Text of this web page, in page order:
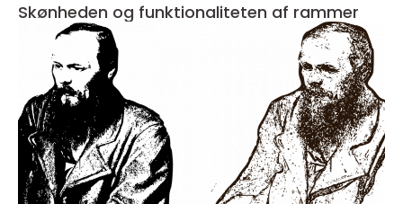
Skønheden og funktionaliteten af rammer